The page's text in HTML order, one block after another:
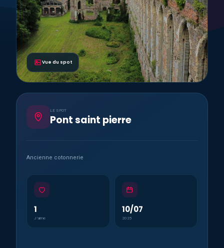
Vue du spot
LE SPOT
Pont saint pierre
Ancienne cotonnerie
1
J’aime
10/07
2025